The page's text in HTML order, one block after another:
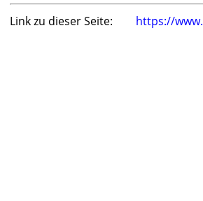
Link zu dieser Seite: https://